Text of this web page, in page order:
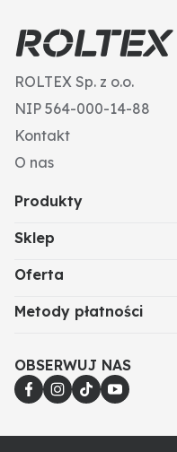
ROLTEX Sp. z o.o.
NIP 564-000-14-88
Kontakt
O nas
Produkty
Sklep
Oferta
Metody płatności
OBSERWUJ NAS